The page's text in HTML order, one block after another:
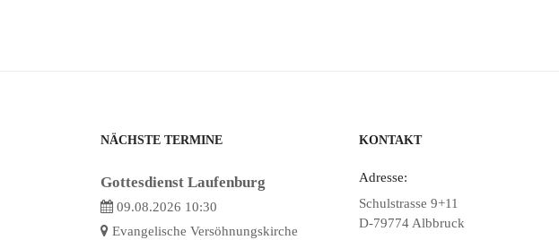
NÄCHSTE TERMINE
Gottesdienst Laufenburg
09.08.2026 10:30
Evangelische Versöhnungskirche
KONTAKT
Adresse:
Schulstrasse 9+11
D-79774 Albbruck